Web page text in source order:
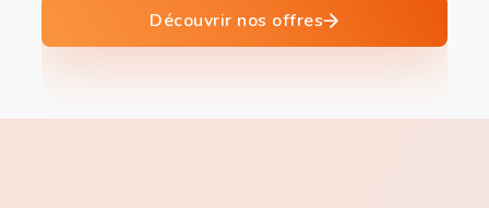
Découvrir nos offres